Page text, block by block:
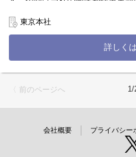
な案件の制作をサポートする、
ける方を募集しております。
クライアント先には大手ゲーム
とのある有名タイトルに携われ
様々案件をとりあつかっている
キルを身につけたい方にはぴっ
・クリエイティブ制作の進行管
・案件のレタッチ、イラスト制作
・外注先企業の選定・業務依頼(発
東京本社
詳しく
〈 前のページへ 1/
会社概要 プライバシー